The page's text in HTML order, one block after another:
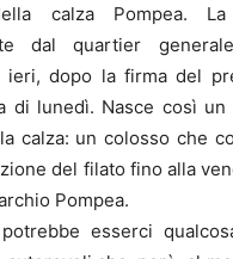
calza Pompea.
dal quartier
ieri, dopo la firma del
di lunedì. Nasce così
calza: un colosso che
del filato fino alla
Pompea.
esserci